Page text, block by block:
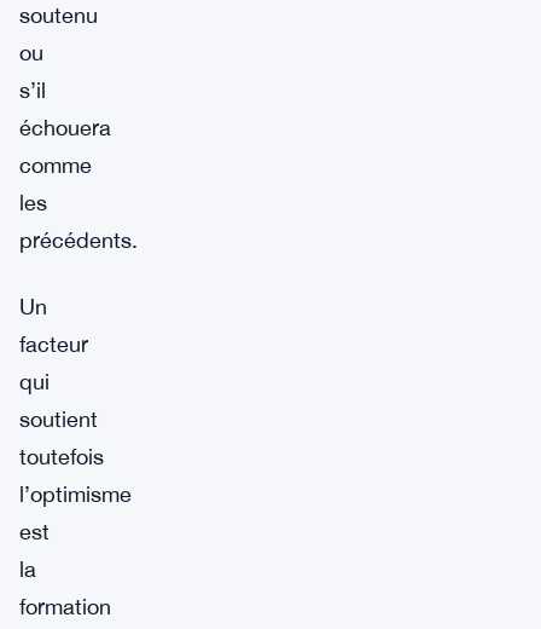
soutenu
ou
s’il
échouera
comme
les
précédents.
Un
facteur
qui
soutient
toutefois
l’optimisme
est
la
formation